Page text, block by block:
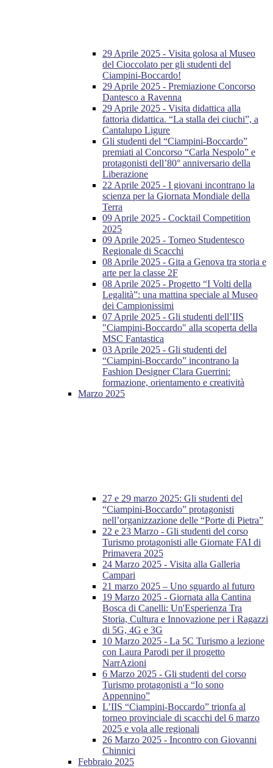
29 Aprile 2025 - Visita golosa al Museo
del Cioccolato per gli studenti del
Ciampini-Boccardo!
29 Aprile 2025 - Premiazione Concorso
Dantesco a Ravenna
29 Aprile 2025 - Visita didattica alla
fattoria didattica. “La stalla dei ciuchi”, a
Cantalupo Ligure
Gli studenti del “Ciampini-Boccardo”
premiati al Concorso “Carla Nespolo” e
protagonisti dell’80° anniversario della
Liberazione
22 Aprile 2025 - I giovani incontrano la
scienza per la Giornata Mondiale della
Terra
09 Aprile 2025 - Cocktail Competition
2025
09 Aprile 2025 - Torneo Studentesco
Regionale di Scacchi
08 Aprile 2025 - Gita a Genova tra storia e
arte per la classe 2F
08 Aprile 2025 - Progetto “I Volti della
Legalità”: una mattina speciale al Museo
dei Campionissimi
07 Aprile 2025 - Gli studenti dell’IIS
"Ciampini-Boccardo" alla scoperta della
MSC Fantastica
03 Aprile 2025 - Gli studenti del
“Ciampini-Boccardo” incontrano la
Fashion Designer Clara Guerrini:
formazione, orientamento e creatività
Marzo 2025
27 e 29 marzo 2025: Gli studenti del
“Ciampini-Boccardo” protagonisti
nell’organizzazione delle “Porte di Pietra”
22 e 23 Marzo - Gli studenti del corso
Turismo protagonisti alle Giornate FAI di
Primavera 2025
24 Marzo 2025 - Visita alla Galleria
Campari
21 marzo 2025 – Uno sguardo al futuro
19 Marzo 2025 - Giornata alla Cantina
Bosca di Canelli: Un'Esperienza Tra
Storia, Cultura e Innovazione per i Ragazzi
di 5G, 4G e 3G
10 Marzo 2025 - La 5C Turismo a lezione
con Laura Parodi per il progetto
NarrAzioni
6 Marzo 2025 - Gli studenti del corso
Turismo protagonisti a “Io sono
Appennino”
L’IIS “Ciampini-Boccardo” trionfa al
torneo provinciale di scacchi del 6 marzo
2025 e vola alle regionali
26 Marzo 2025 - Incontro con Giovanni
Chinnici
Febbraio 2025